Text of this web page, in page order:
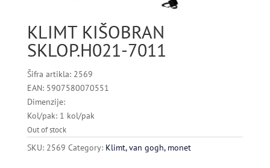
KLIMT KIŠOBRAN
SKLOP.H021-7011
Šifra artikla: 2569
EAN: 5907580070551
Dimenzije:
Kol/pak: 1 kol/pak
Out of stock
SKU: 2569 Category: Klimt, van gogh, monet